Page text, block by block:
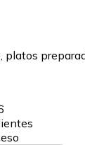
platos